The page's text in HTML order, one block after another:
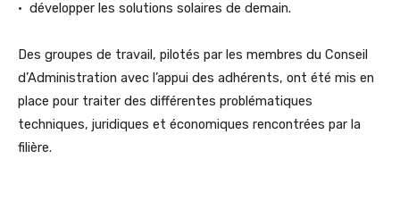
• développer les solutions solaires de demain.
Des groupes de travail, pilotés par les membres du Conseil
d’Administration avec l’appui des adhérents, ont été mis en
place pour traiter des différentes problématiques
techniques, juridiques et économiques rencontrées par la
filière.